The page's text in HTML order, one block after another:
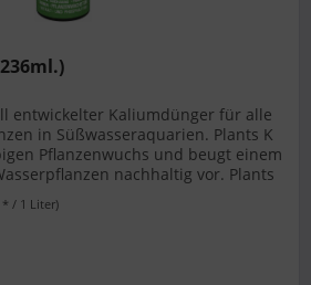
entwickelter Kaliumdünger für alle
in Süßwasseraquarien. Plants K
Pflanzenwuchs und beugt einem
nachhaltig vor. Plants
* / 1 Liter)